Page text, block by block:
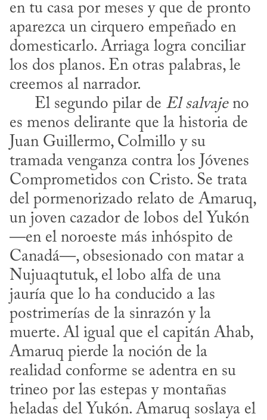
en tu casa por meses y que de pronto
aparezca un cirquero empeñado en
domesticarlo. Arriaga logra conciliar
los dos planos. En otras palabras, le
creemos al narrador.
      El segundo pilar de
El salvaje no
es menos delirante que la historia de
Juan Guillermo, Colmillo y su
tramada venganza contra los Jóvenes
Comprometidos con Cristo. Se trata
del pormenorizado relato de Amaruq,
un joven cazador de lobos del Yukón
—en el noroeste más inhóspito de
Canadá—, obsesionado con matar a
Nujuaqtutuk, el lobo alfa de una
jauría que lo ha conducido a las
postrimerías de la sinrazón y la
muerte. Al igual que el capitán Ahab,
Amaruq pierde la noción de la
realidad conforme se adentra en su
trineo por las estepas y montañas
heladas del Yukón. Amaruq soslaya el